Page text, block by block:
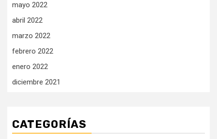
mayo 2022
abril 2022
marzo 2022
febrero 2022
enero 2022
diciembre 2021
CATEGORÍAS